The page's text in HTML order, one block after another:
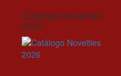
Catálogo Novelties
2026